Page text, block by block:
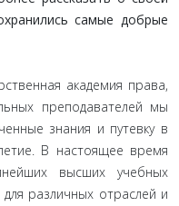
самые добрые
академия права,
преподавателей мы
знания и путевку в
В настоящее время
высших учебных
различных отраслей и